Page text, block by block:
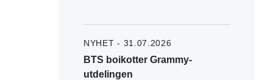
NYHET - 31.07.2026
BTS boikotter Grammy-
utdelingen